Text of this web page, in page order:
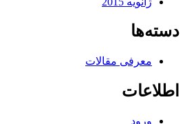
دسته‌ها
معرفی مقالات
اطلاعات
ورود